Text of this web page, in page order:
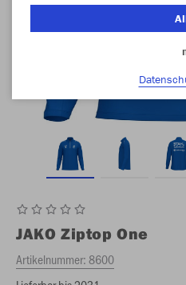
JAKO Ziptop One
Artikelnummer:8600